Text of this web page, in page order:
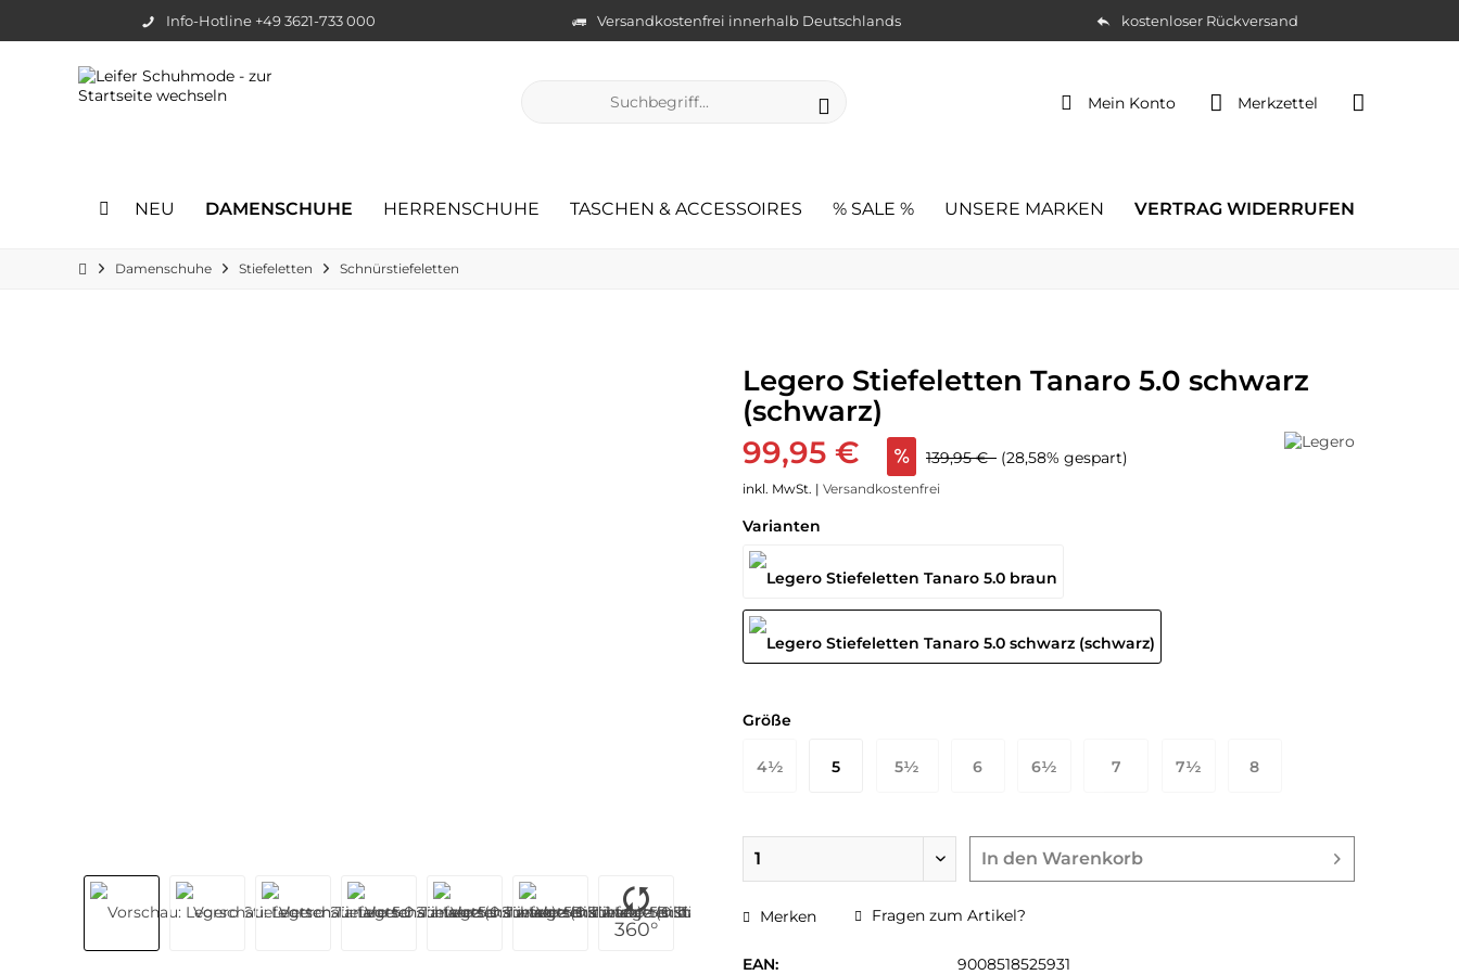
Info-Hotline +49 3621-733 000 Versandkostenfrei innerhalb Deutschlands kostenloser Rückversand
Merkzettel
Mein Konto
NEU DAMENSCHUHE HERRENSCHUHE TASCHEN & ACCESSOIRES % SALE % UNSERE MARKEN VERTRAG WIDERRUFEN
Damenschuhe Stiefeletten Schnürstiefeletten
360°
Legero Stiefeletten Tanaro 5.0 schwarz
(schwarz)
99,95 € 139,95 € (28,58% gespart)
inkl. MwSt. | Versandkostenfrei
Varianten
Größe
4½ 5 5½ 6 6½ 7 7½ 8
In den Warenkorb
Merken Fragen zum Artikel?
EAN:
9008518525931